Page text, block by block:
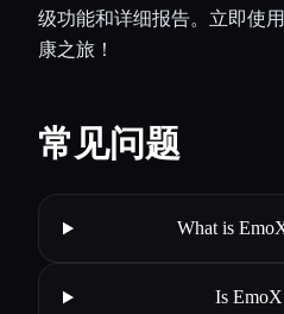
级功能和详细报告。立即使
康之旅！
常见问题
What is
Is